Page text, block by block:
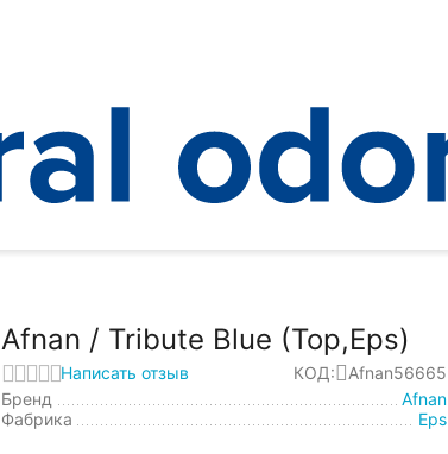
Afnan / Tribute Blue (Top,Eps)
Написать отзыв КОД:
Afnan56665
Бренд
Afnan
Фабрика
Eps